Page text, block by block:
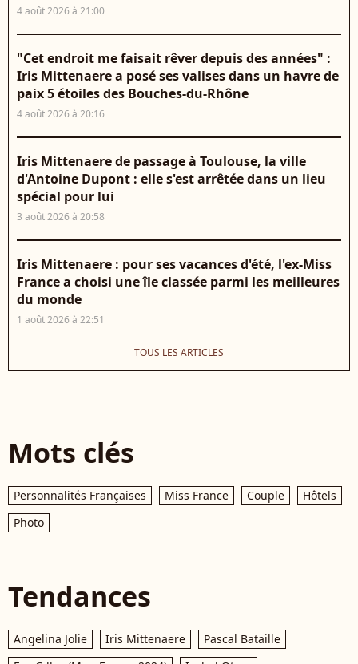
4 août 2026 à 21:00
"Cet endroit me faisait rêver depuis des années" :
Iris Mittenaere a posé ses valises dans un havre de
paix 5 étoiles des Bouches-du-Rhône
4 août 2026 à 20:16
Iris Mittenaere de passage à Toulouse, la ville
d'Antoine Dupont : elle s'est arrêtée dans un lieu
spécial pour lui
3 août 2026 à 20:58
Iris Mittenaere : pour ses vacances d'été, l'ex-Miss
France a choisi une île classée parmi les meilleures
du monde
1 août 2026 à 22:51
TOUS LES ARTICLES
Mots clés
Personnalités Françaises Miss France Couple
Hôtels
Photo
Tendances
Angelina Jolie Iris Mittenaere
Pascal Bataille